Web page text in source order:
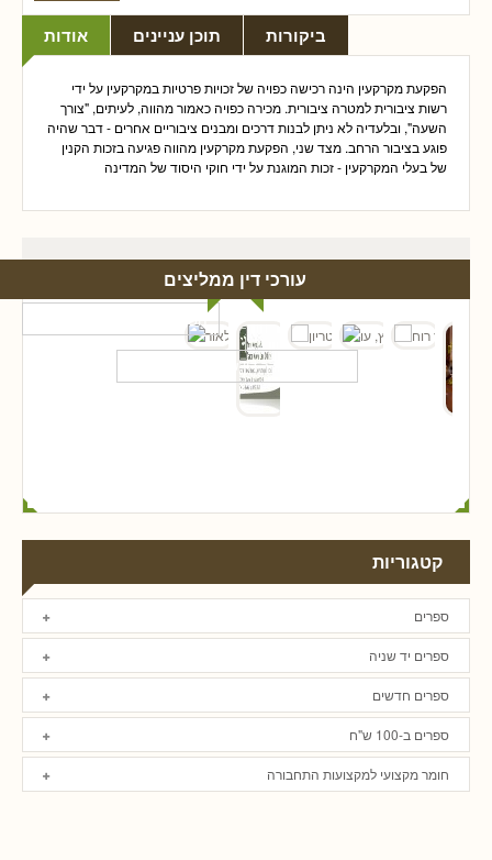
אודות תוכן עניינים ביקורות
הפקעת מקרקעין הינה רכישה כפויה של זכויות פרטיות במקרקעין על ידי
רשות ציבורית למטרה ציבורית. מכירה כפויה כאמור מהווה, לעיתים, "צורך
השעה", ובלעדיה לא ניתן לבנות דרכים ומבנים ציבוריים אחרים - דבר שהיה
פוגע בציבור הרחב. מצד שני, הפקעת מקרקעין מהווה פגיעה בזכות הקנין
של בעלי המקרקעין - זכות המוגנת על ידי חוקי היסוד של המדינה
עורכי דין ממליצים
קטגוריות
ספרים
ספרים יד שניה
ספרים חדשים
ספרים ב-100 ש"ח
חומר מקצועי למקצועות התחבורה